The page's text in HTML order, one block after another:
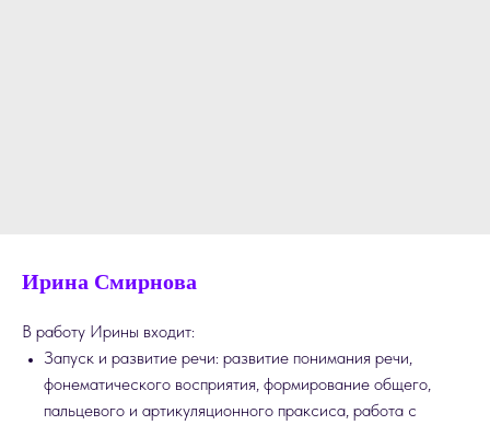
Ирина Смирнова
В работу Ирины входит:
Запуск и развитие речи: развитие понимания речи,
фонематического восприятия, формирование общего,
пальцевого и артикуляционного праксиса, работа с